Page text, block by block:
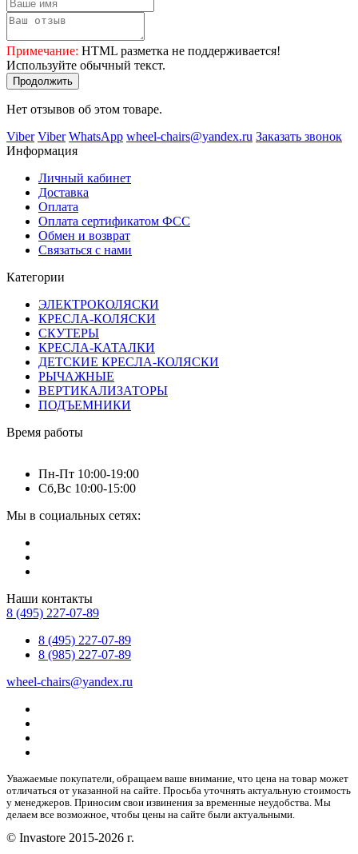
Примечание: HTML разметка не поддерживается!
Используйте обычный текст.
Продолжить
Нет отзывов об этом товаре.
Viber Viber WhatsApp wheel-chairs@yandex.ru Заказать звонок
Информация
Личный кабинет
Доставка
Оплата
Оплата сертификатом ФСС
Обмен и возврат
Связаться с нами
Категории
ЭЛЕКТРОКОЛЯСКИ
КРЕСЛА-КОЛЯСКИ
СКУТЕРЫ
КРЕСЛА-КАТАЛКИ
ДЕТСКИЕ КРЕСЛА-КОЛЯСКИ
РЫЧАЖНЫЕ
ВЕРТИКАЛИЗАТОРЫ
ПОДЪЕМНИКИ
Время работы
Пн-Пт 10:00-19:00
Сб,Вс 10:00-15:00
Мы в социальных сетях:
Наши контакты
8 (495) 227-07-89
8 (495) 227-07-89
8 (985) 227-07-89
wheel-chairs@yandex.ru
Уважаемые покупатели, обращаем ваше внимание, что цена на товар может
отличаться от указанной на сайте. Просьба уточнять актуальную стоимость
у менеджеров. Приносим свои извинения за временные неудобства. Мы
делаем все возможное, чтобы цены на сайте были актуальными.
© Invastore 2015-2026 г.